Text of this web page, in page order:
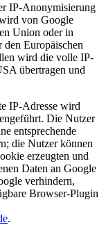
IP-Anonymisierung
von Google
Union oder in
den Europäischen
wird die volle IP-
übertragen und
IP-Adresse wird
Die Nutzer
entsprechende
die Nutzer können
erzeugten und
Daten an Google
verhindern,
Browser-Plugin
.